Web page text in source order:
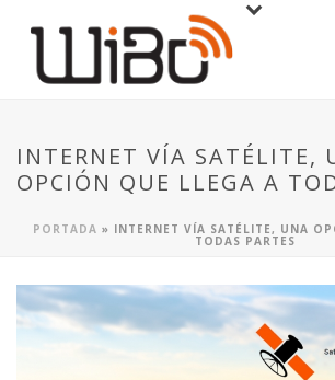
INTERNET VÍA SATÉLITE,
OPCIÓN QUE LLEGA A
PORTADA » INTERNET VÍA SATÉLITE, UNA
TODAS PARTES